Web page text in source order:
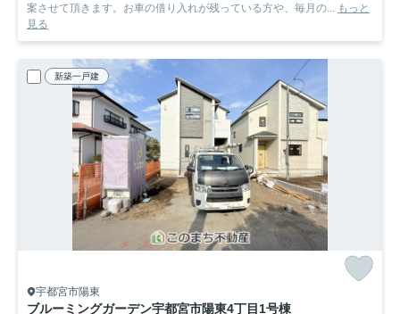
案させて頂きます。お車の借り入れが残っている方や、毎月の... もっと
見る
新築一戸建
宇都宮市陽東
ブルーミングガーデン宇都宮市陽東4丁目1号棟